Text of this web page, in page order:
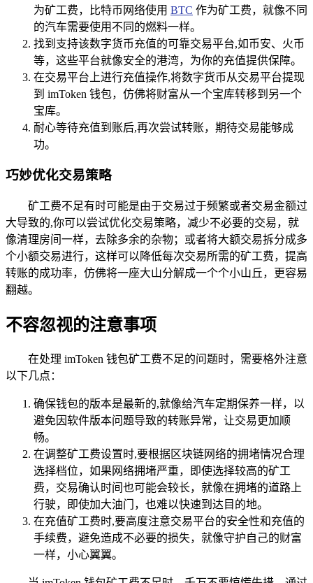
为矿工费，比特币网络使用 BTC 作为矿工费，就像不同
的汽车需要使用不同的燃料一样。
找到支持该数字货币充值的可靠交易平台,如币安、火币
等，这些平台就像安全的港湾，为你的充值提供保障。
在交易平台上进行充值操作,将数字货币从交易平台提现
到 imToken 钱包，仿佛将财富从一个宝库转移到另一个
宝库。
耐心等待充值到账后,再次尝试转账，期待交易能够成
功。
巧妙优化交易策略
矿工费不足有时可能是由于交易过于频繁或者交易金额过
大导致的,你可以尝试优化交易策略，减少不必要的交易，就
像清理房间一样，去除多余的杂物；或者将大额交易拆分成多
个小额交易进行，这样可以降低每次交易所需的矿工费，提高
转账的成功率，仿佛将一座大山分解成一个个小山丘，更容易
翻越。
不容忽视的注意事项
在处理 imToken 钱包矿工费不足的问题时，需要格外注意
以下几点：
确保钱包的版本是最新的,就像给汽车定期保养一样，以
避免因软件版本问题导致的转账异常，让交易更加顺
畅。
在调整矿工费设置时,要根据区块链网络的拥堵情况合理
选择档位，如果网络拥堵严重，即使选择较高的矿工
费，交易确认时间也可能会较长，就像在拥堵的道路上
行驶，即使加大油门，也难以快速到达目的地。
在充值矿工费时,要高度注意交易平台的安全性和充值的
手续费，避免造成不必要的损失，就像守护自己的财富
一样，小心翼翼。